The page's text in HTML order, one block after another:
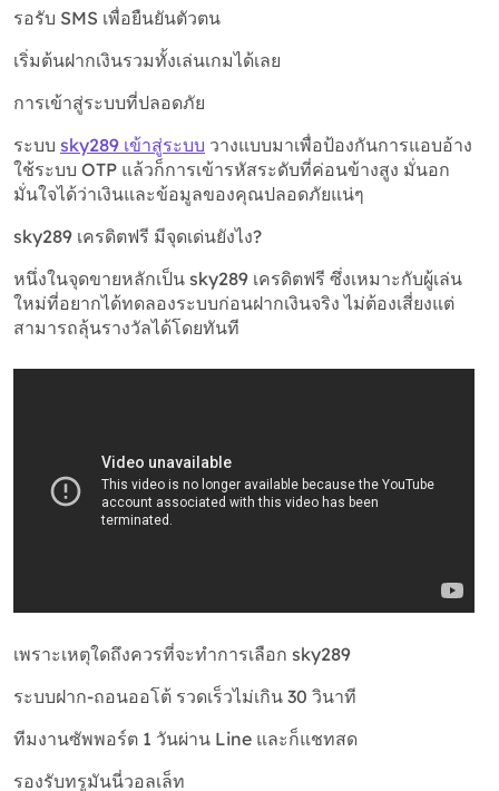
รอรับ SMS เพื่อยืนยันตัวตน
เริ่มต้นฝากเงินรวมทั้งเล่นเกมได้เลย
การเข้าสู่ระบบที่ปลอดภัย
ระบบ sky289 เข้าสู่ระบบ วางแบบมาเพื่อป้องกันการแอบอ้าง
ใช้ระบบ OTP แล้วก็การเข้ารหัสระดับที่ค่อนข้างสูง มั่นอก
มั่นใจได้ว่าเงินและข้อมูลของคุณปลอดภัยแน่ๆ
sky289 เครดิตฟรี มีจุดเด่นยังไง?
หนึ่งในจุดขายหลักเป็น sky289 เครดิตฟรี ซึ่งเหมาะกับผู้เล่น
ใหม่ที่อยากได้ทดลองระบบก่อนฝากเงินจริง ไม่ต้องเสี่ยงแต่
สามารถลุ้นรางวัลได้โดยทันที
เพราะเหตุใดถึงควรที่จะทำการเลือก sky289
ระบบฝาก-ถอนออโต้ รวดเร็วไม่เกิน 30 วินาที
ทีมงานซัพพอร์ต 1 วันผ่าน Line และก็แชทสด
รองรับทรูมันนี่วอลเล็ท